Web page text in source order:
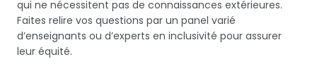
qui ne nécessitent pas de connaissances extérieures.
Faites relire vos questions par un panel varié
d’enseignants ou d’experts en inclusivité pour assurer
leur équité.